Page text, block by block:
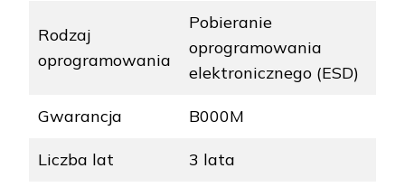
Rodzaj
oprogramowania
Pobieranie
oprogramowania
elektronicznego (ESD)
Gwarancja B000M
Liczba lat 3 lata